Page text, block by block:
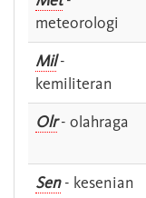
meteorologi
Mil-
kemiliteran
Olr- olahraga
Sen- kesenian